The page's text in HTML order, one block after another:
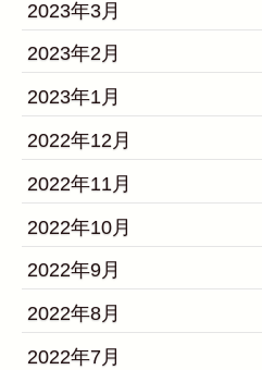
2023年3月
2023年2月
2023年1月
2022年12月
2022年11月
2022年10月
2022年9月
2022年8月
2022年7月